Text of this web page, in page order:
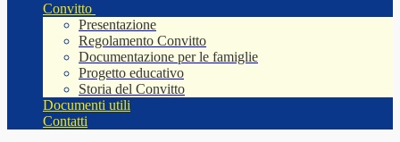
Convitto
Presentazione
Regolamento Convitto
Documentazione per le famiglie
Progetto educativo
Storia del Convitto
Documenti utili
Contatti